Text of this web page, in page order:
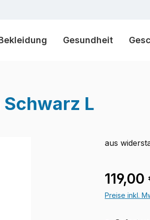
Gesundheit
L
aus
119,00
Preise inkl.